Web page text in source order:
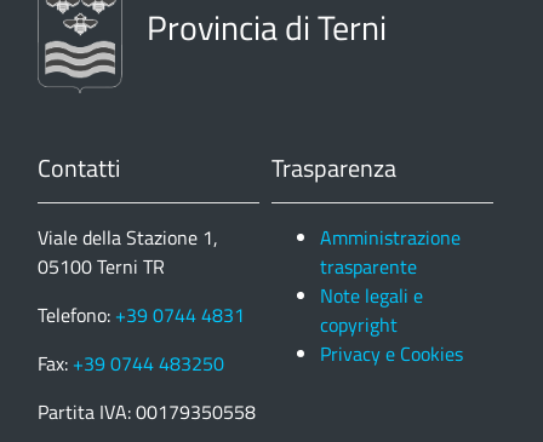
Provincia di Terni
Contatti
Viale della Stazione 1,
05100 Terni TR
Telefono: +39 0744 4831
Fax: +39 0744 483250
Partita IVA: 00179350558
Trasparenza
Amministrazione
trasparente
Note legali e
copyright
Privacy e Cookies